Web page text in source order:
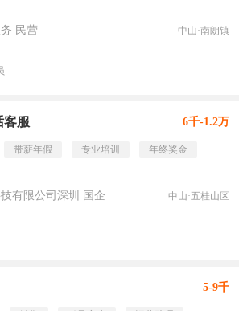
民营 中山·南朗镇
客服 6千-1.2万
带薪年假 专业培训
年终奖金
有限公司深圳 国企 中山·五桂山区
5-9千